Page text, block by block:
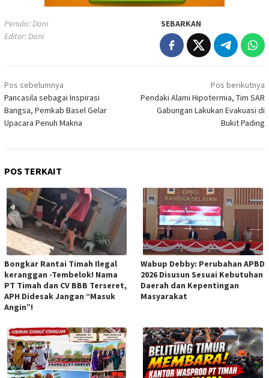
Penulis: Dani
Editor: Dani
SEBARKAN
Navigasi
pos
Pos sebelumnya
Pancasila sebagai Inspirasi
Bangsa, Pemkab Basel Gelar
Upacara Penuh Makna
Pos berikutnya
Pendaki Alami Hipotermia, Tim SAR
Gabungan Lakukan Evakuasi di
Bukit Pading
POS TERKAIT
Bongkar Rantai Timah Ilegal
keranggan -Tembelok! Nama
PT Timah dan CV BBB Terseret,
APH Didesak Jangan “Masuk
Angin”!
Wabup Debby: Perubahan APBD
2026 Disusun Sesuai Kebutuhan
Daerah dan Kepentingan
Masyarakat